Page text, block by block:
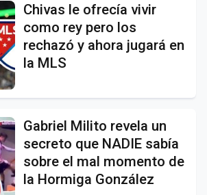
Chivas le ofrecía vivir
como rey pero los
rechazó y ahora jugará en
la MLS
Gabriel Milito revela un
secreto que NADIE sabía
sobre el mal momento de
la Hormiga González